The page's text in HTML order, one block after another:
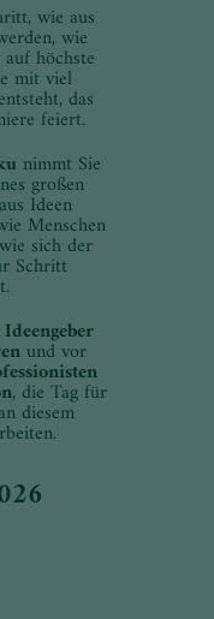
wie aus
wie
höchste
mit viel
das
feiert.
nimmt Sie
großen
Ideen
Menschen
sich der
Schritt
Ideengeber
und vor
, die Tag für
diesem